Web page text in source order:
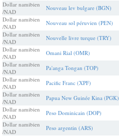
Dollar namibien
/NAD
Nouveau lev bulgare (BGN)
Dollar namibien
/NAD
Nouveau sol péruvien (PEN)
Dollar namibien
/NAD
Nouvelle livre turque (TRY)
Dollar namibien
/NAD
Omani Rial (OMR)
Dollar namibien
/NAD
Pa'anga Tongan (TOP)
Dollar namibien
/NAD
Pacific Franc (XPF)
Dollar namibien
/NAD
Papua New Guinée Kina (PGK)
Dollar namibien
/NAD
Peso Dominicain (DOP)
Dollar namibien
/NAD
Peso argentin (ARS)